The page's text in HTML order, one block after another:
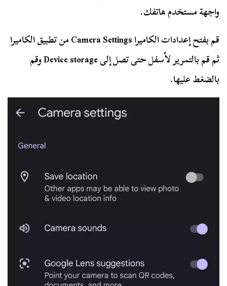
واجهة مستخدم هاتفك.
قم بفتح إعدادات الكاميرا Camera Settings من تطبيق الكاميرا
ثم قم بالتمرير لأسفل حتى تصل إلى Device storage وقم
بالضغط عليها.